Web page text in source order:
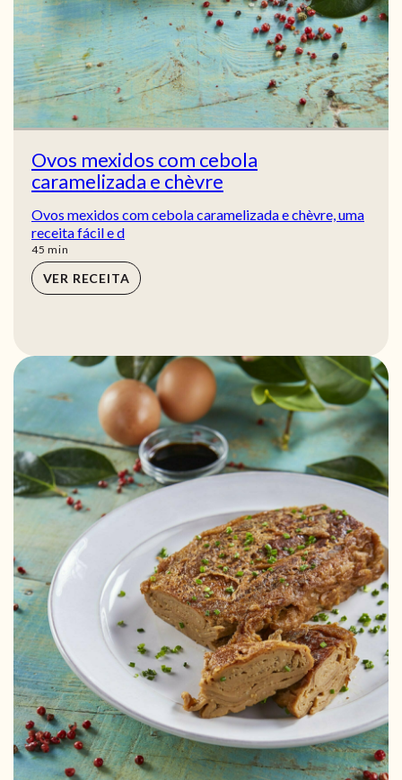
Ovos mexidos com cebola
caramelizada e chèvre
Ovos mexidos com cebola caramelizada e chèvre, uma
receita fácil e d
45 min
min
VER RECEITA